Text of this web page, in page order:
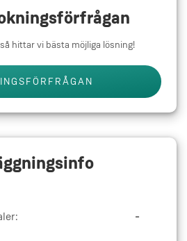
hittar vi bästa möjliga lösning!
-